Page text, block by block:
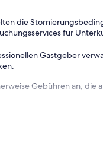
die
für
Gastgeber
Gebühren an,